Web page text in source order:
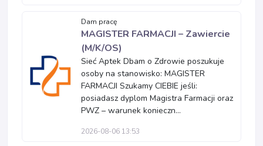
Dam pracę
MAGISTER FARMACJI – Zawiercie
(M/K/OS)
Sieć Aptek Dbam o Zdrowie poszukuje
osoby na stanowisko: MAGISTER
FARMACJI Szukamy CIEBIE jeśli:
posiadasz dyplom Magistra Farmacji oraz
PWZ – warunek konieczn...
2026-08-06 13:53